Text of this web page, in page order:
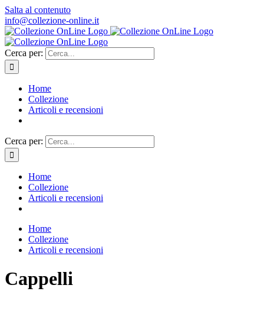
Salta al contenuto
info@collezione-online.it
Cerca per:
Home
Collezione
Articoli e recensioni
Cerca per:
Home
Collezione
Articoli e recensioni
Home
Collezione
Articoli e recensioni
Cappelli